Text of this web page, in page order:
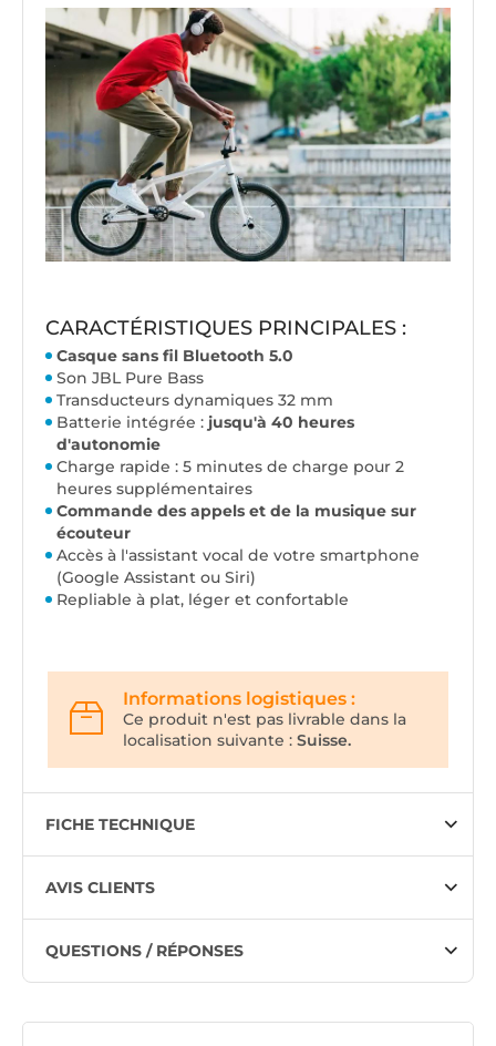
CARACTÉRISTIQUES PRINCIPALES :
Casque sans fil Bluetooth 5.0
Son JBL Pure Bass
Transducteurs dynamiques 32 mm
Batterie intégrée : jusqu'à 40 heures
d'autonomie
Charge rapide : 5 minutes de charge pour 2
heures supplémentaires
Commande des appels et de la musique sur
écouteur
Accès à l'assistant vocal de votre smartphone
(Google Assistant ou Siri)
Repliable à plat, léger et confortable
Informations logistiques :
Ce produit n'est pas livrable dans la
localisation suivante : Suisse.
FICHE TECHNIQUE
AVIS CLIENTS
QUESTIONS / RÉPONSES